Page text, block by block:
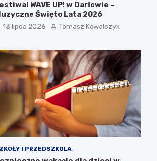
WAVE UP! w Darłowie –
Święto Lata 2026
13 lipca 2026 Tomasz Kowalczyk
I PRZEDSZKOLA